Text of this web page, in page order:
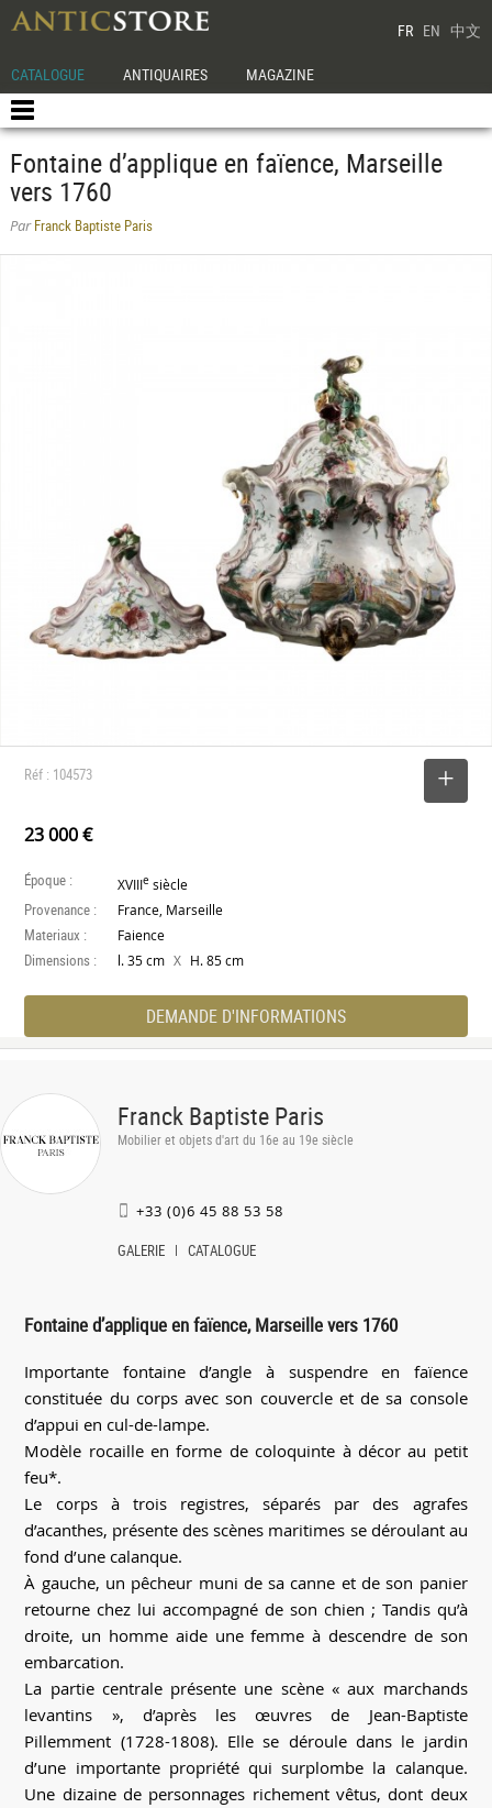
FR EN 中文
CATALOGUE ANTIQUAIRES MAGAZINE
Fontaine d’applique en faïence, Marseille
vers 1760
ParFranck Baptiste Paris
Réf : 104573
23 000 €
Époque : XVIIIe siècle
Provenance : France, Marseille
Materiaux : Faience
Dimensions : l. 35 cm X H. 85 cm
DEMANDE D'INFORMATIONS
Franck Baptiste Paris
Mobilier et objets d'art du 16e au 19e siècle
+33 (0)6 45 88 53 58
GALERIE CATALOGUE
Fontaine d’applique en faïence, Marseille vers 1760
Importante fontaine d’angle à suspendre en faïence
constituée du corps avec son couvercle et de sa console
d’appui en cul-de-lampe.
Modèle rocaille en forme de coloquinte à décor au petit
feu*.
Le corps à trois registres, séparés par des agrafes
d’acanthes, présente des scènes maritimes se déroulant au
fond d’une calanque.
À gauche, un pêcheur muni de sa canne et de son panier
retourne chez lui accompagné de son chien ; Tandis qu’à
droite, un homme aide une femme à descendre de son
embarcation.
La partie centrale présente une scène « aux marchands
levantins », d’après les œuvres de Jean-Baptiste
Pillemment (1728-1808). Elle se déroule dans le jardin
d’une importante propriété qui surplombe la calanque.
Une dizaine de personnages richement vêtus, dont deux